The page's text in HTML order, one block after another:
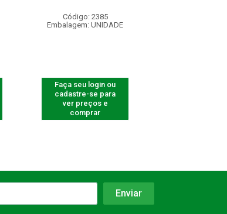
Código: 2385
Embalagem: UNIDADE
Faça seu login ou
cadastre-se para
ver preços e
comprar